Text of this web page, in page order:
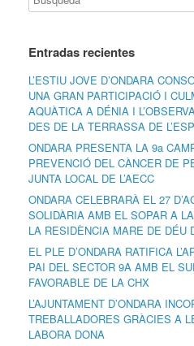
Entradas recientes
L’ESTIU JOVE D’ONDARA
UNA GRAN PARTICIPACIÓ I
AQUÀTICA A DÉNIA I
DES DE LA TERRASSA DE
ONDARA PRESENTA LA 9a
PREVENCIÓ DEL CÀNCER DE
JUNTA LOCAL DE L’AECC
ONDARA CELEBRARÀ EL 27
SOLIDÀRIA AMB EL SOPAR A
LA RESIDÈNCIA MARE DE DÉU
EL PLE D’ONDARA RATIFICA
PAI DEL SECTOR 9A AMB EL
FAVORABLE DE LA CHX
L’AJUNTAMENT D’ONDARA
TREBALLADORES GRÀCIES A
LABORA DONA